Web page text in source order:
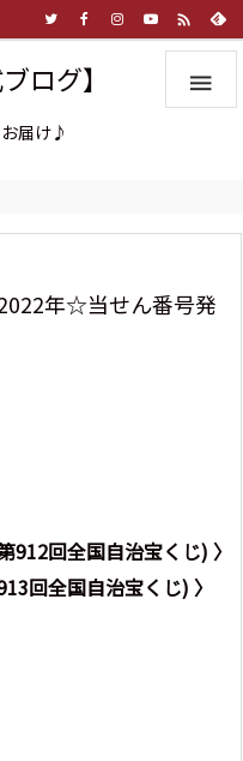


ログ】
届け♪
年☆当せん番号発
912回全国自治宝くじ) 〉
回全国自治宝くじ) 〉